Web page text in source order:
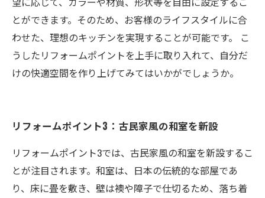
とができます。そのため、お客様のライフスタイルに合
わせた、理想のキッチンを実現することが可能です。 こ
うしたリフォームポイントを上手に取り入れて、自分だ
けの快適空間を作り上げてみてはいかがでしょうか。
リフォームポイント3：古民家風の和室を新設
リフォームポイント3では、古民家風の和室を新設するこ
とが注目されます。和室は、日本の伝統的な部屋であ
り、床に畳を敷き、壁は襖や障子で仕切るため、落ち着